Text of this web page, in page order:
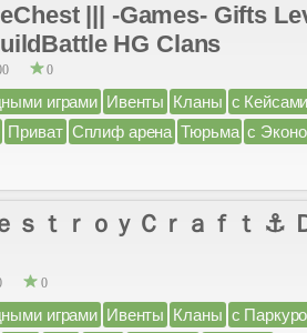
||| -Games- Gifts
HG Clans
0
играми Ивенты Кланы с
Приват Сплиф арена Тюрьма с
ｔｒｏｙＣｒａｆｔ ⚓
0
играми Ивенты Кланы с